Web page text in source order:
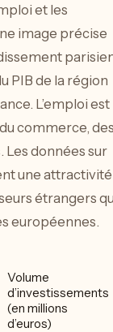
et les
image précise
PIB de la région
L’emploi est
commerce,
données sur
une attractivité
étrangers
européennes.
Volume
d’investissements
(en millions
d’euros)